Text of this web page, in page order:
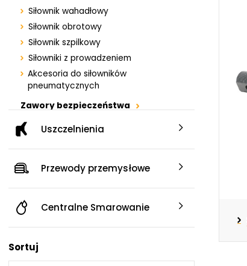
Centrum Hydrauliki Siłowej Jawor
59-400 Jawor, ul. Kuziennicza 5, POLSKA
Siłownik wahadłowy
Siłownik obrotowy
Siłownik szpilkowy
Siłowniki z prowadzeniem
Akcesoria do siłowników
pneumatycznych
Zawory bezpieczeństwa
Węże pneumatyczne
Zawory kulowe
Uszczelnienia
Przewody przemysłowe
Centralne Smarowanie
Sortuj